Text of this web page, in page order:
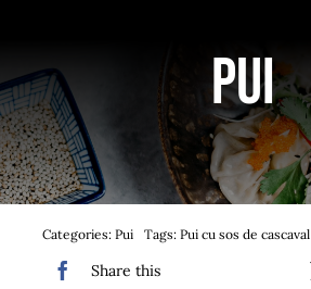
Servicii catering
Bufet suedez si Coffee Break
Sushi
Pui
Categories: Pui Tags: Pui cu sos de cascaval
Share this